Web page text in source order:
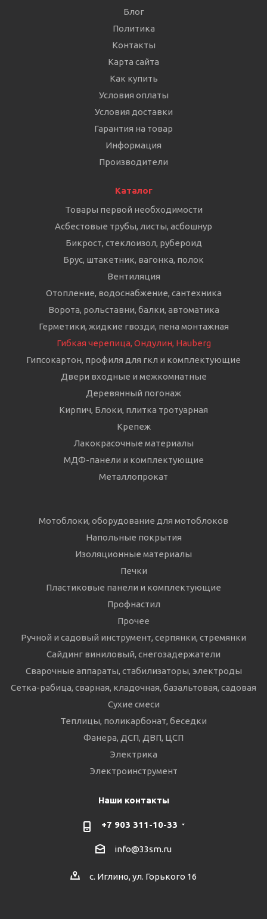
Блог
Политика
Контакты
Карта сайта
Как купить
Условия оплаты
Условия доставки
Гарантия на товар
Информация
Производители
Каталог
Товары первой необходимости
Асбестовые трубы, листы, асбошнур
Бикрост, стеклоизол, рубероид
Брус, штакетник, вагонка, полок
Вентиляция
Отопление, водоснабжение, сантехника
Ворота, рольставни, балки, автоматика
Герметики, жидкие гвозди, пена монтажная
Гибкая черепица, Ондулин, Hauberg
Гипсокартон, профиля для гкл и комплектующие
Двери входные и межкомнатные
Деревянный погонаж
Кирпич, Блоки, плитка тротуарная
Крепеж
Лакокрасочные материалы
МДФ-панели и комплектующие
Металлопрокат
Мотоблоки, оборудование для мотоблоков
Напольные покрытия
Изоляционные материалы
Печки
Пластиковые панели и комплектующие
Профнастил
Прочее
Ручной и садовый инструмент, серпянки, стремянки
Сайдинг виниловый, снегозадержатели
Сварочные аппараты, стабилизаторы, электроды
Сетка-рабица, сварная, кладочная, базальтовая, садовая
Сухие смеси
Теплицы, поликарбонат, беседки
Фанера, ДСП, ДВП, ЦСП
Электрика
Электроинструмент
Наши контакты
+7 903 311-10-33
info@33sm.ru
с. Иглино, ул. Горького 16